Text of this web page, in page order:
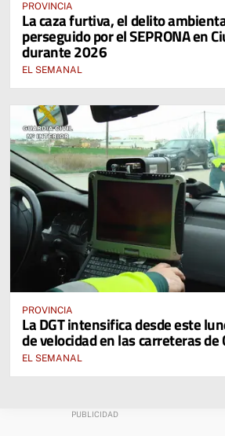
PROVINCIA
La caza furtiva, el delito
perseguido por el SEPRONA en
durante 2026
EL SEMANAL
PROVINCIA
La DGT intensifica desde este
de velocidad en las carreteras de
EL SEMANAL